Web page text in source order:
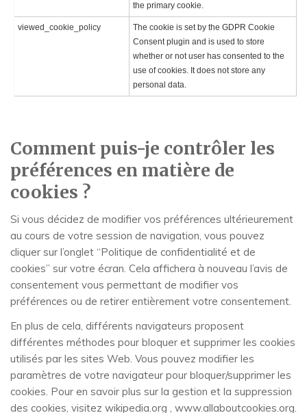
the primary cookie.
viewed_cookie_policy
The cookie is set by the GDPR Cookie
Consent plugin and is used to store
whether or not user has consented to the
use of cookies. It does not store any
personal data.
Comment puis-je contrôler les
préférences en matière de
cookies ?
Si vous décidez de modifier vos préférences ultérieurement
au cours de votre session de navigation, vous pouvez
cliquer sur l’onglet “Politique de confidentialité et de
cookies” sur votre écran. Cela affichera à nouveau l’avis de
consentement vous permettant de modifier vos
préférences ou de retirer entièrement votre consentement.
En plus de cela, différents navigateurs proposent
différentes méthodes pour bloquer et supprimer les cookies
utilisés par les sites Web. Vous pouvez modifier les
paramètres de votre navigateur pour bloquer/supprimer les
cookies. Pour en savoir plus sur la gestion et la suppression
des cookies, visitez wikipedia.org , www.allaboutcookies.org.